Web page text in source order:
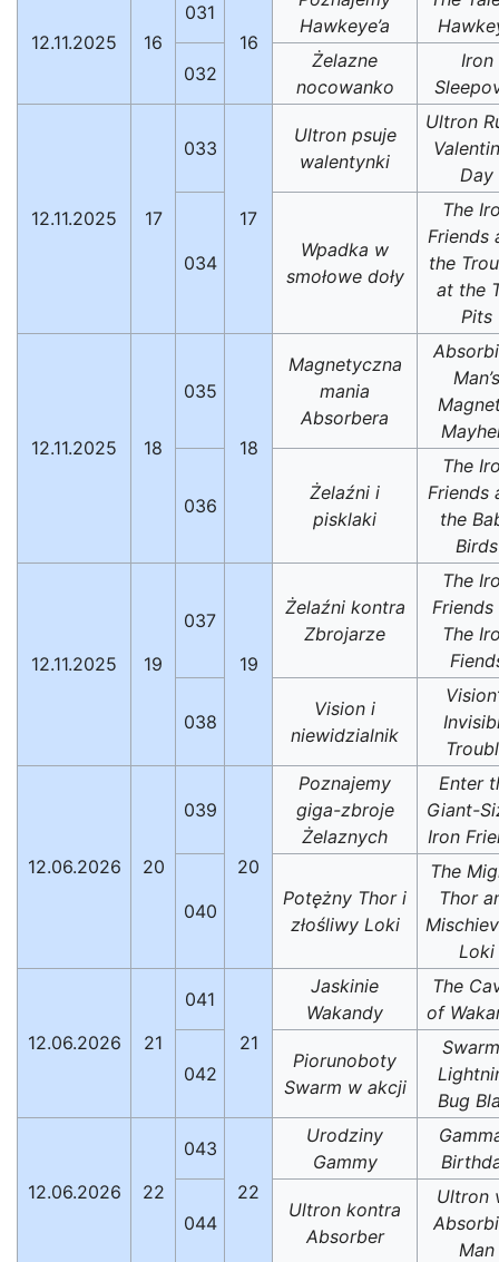
12.11.2025 16
031
16
Hawkeye’a
032
Żelazne
nocowanko
Iron
12.11.2025 17
033
17
Ultron psuje
walentynki
Ultron
Day
034
Wpadka w
smołowe doły
The
Friends
the
at the
Pits
12.11.2025 18
035
18
Magnetyczna
mania
Absorbera
Man’s
036
Żelaźni i
pisklaki
The
Friends
the
Birds
12.11.2025 19
037
19
Żelaźni kontra
Zbrojarze
The
Friends
The
038
Vision i
niewidzialnik
12.06.2026 20
039
20
Poznajemy
giga-zbroje
Żelaznych
Enter
Giant-
Iron
040
Potężny Thor i
złośliwy Loki
The
Thor
Loki
12.06.2026 21
041
21
Jaskinie
Wakandy
The
of
042
Piorunoboty
Swarm w akcji
Bug
12.06.2026 22
043
22
Urodziny
Gammy
044
Ultron kontra
Absorber
Ultron
Man